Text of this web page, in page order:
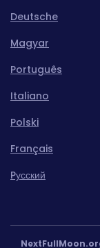
Deutsche
Magyar
Português
Italiano
Polski
Français
Pусский